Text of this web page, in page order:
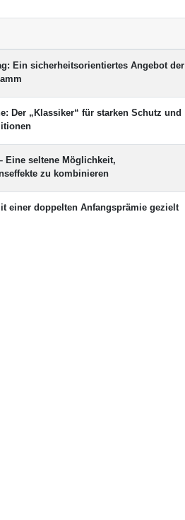
Ein sicherheitsorientiertes Angebot der
Der „Klassiker“ für starken Schutz und
Eine seltene Möglichkeit,
zu kombinieren
einer doppelten Anfangsprämie gezielt